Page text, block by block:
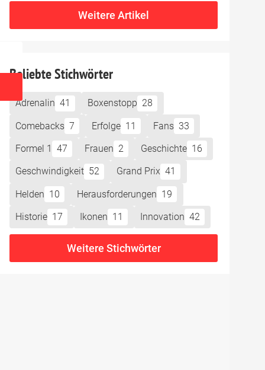
hat
Weitere Artikel
Beliebte Stichwörter
Adrenalin 41 Boxenstopp 28
Comebacks 7 Erfolge 11 Fans 33
Formel 1 47 Frauen 2 Geschichte 16
Geschwindigkeit 52 Grand Prix 41
Helden 10 Herausforderungen 19
Historie 17 Ikonen 11 Innovation 42
Weitere Stichwörter